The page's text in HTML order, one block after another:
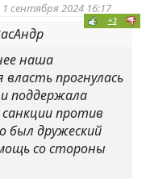
1 сентября 2024 16:17
+2
наша
власть прогнулась
поддержала
против
был дружеский
со стороны